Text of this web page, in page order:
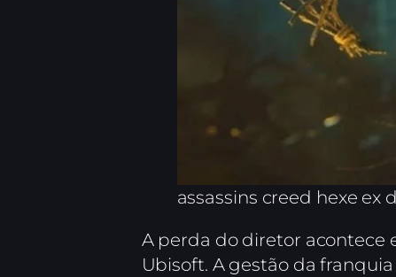
assassins creed hexe ex
A perda do diretor acontece
Ubisoft. A gestão da